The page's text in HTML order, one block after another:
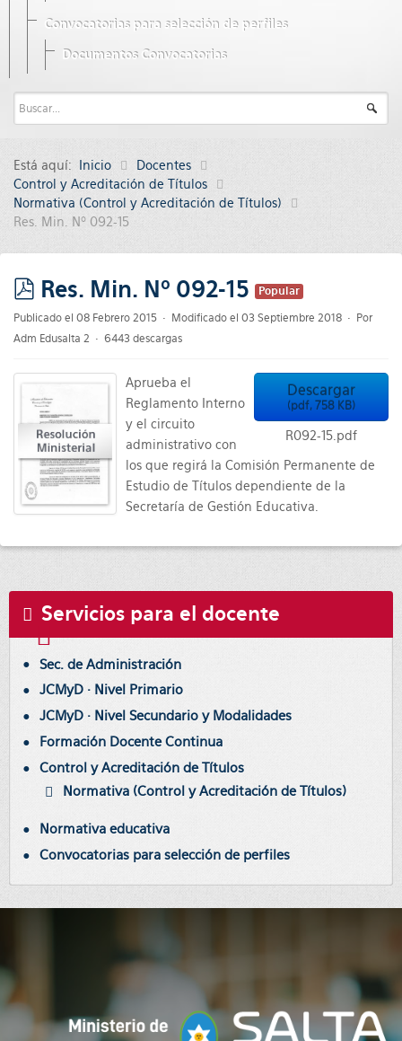
Convocatorias para selección de perfiles
Documentos Convocatorias
Está aquí: Inicio
Docentes
Control y Acreditación de Títulos
Normativa (Control y Acreditación de Títulos)
Res. Min. Nº 092-15
pdf
Res. Min. Nº 092-15 Popular
Publicado el 08 Febrero 2015 Modificado el 03 Septiembre 2018
Por
Adm Edusalta 2
6443 descargas
Descargar
(pdf, 758 KB)
R092-15.pdf
Aprueba el
Reglamento Interno
y el circuito
administrativo con
los que regirá la Comisión Permanente de
Estudio de Títulos dependiente de la
Secretaría de Gestión Educativa.
Servicios para el docente
Sec. de Administración
JCMyD · Nivel Primario
JCMyD · Nivel Secundario y Modalidades
Formación Docente Continua
Control y Acreditación de Títulos
Normativa (Control y Acreditación de Títulos)
Normativa educativa
Convocatorias para selección de perfiles